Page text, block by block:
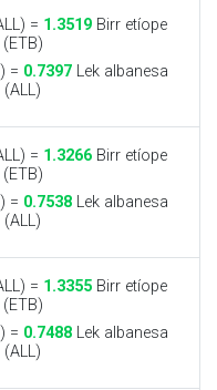
= 1.3519Birr etíope
(ETB)
= 0.7397 Lek albanesa
(ALL)
= 1.3266Birr etíope
(ETB)
= 0.7538 Lek albanesa
(ALL)
= 1.3355Birr etíope
(ETB)
= 0.7488 Lek albanesa
(ALL)